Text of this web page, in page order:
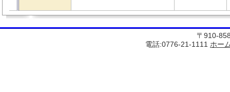
〒910-
電話:0776-21-1111 ホー